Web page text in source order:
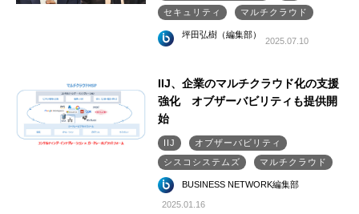
セキュリティ
マルチクラウド
坪田弘樹（編集部）
2025.07.10
IIJ、企業のマルチクラウド化の支援
強化 オブザーバビリティも提供開
始
IIJ
オブザーバビリティ
シスコシステムズ
マルチクラウド
BUSINESS NETWORK編集部
2025.01.16